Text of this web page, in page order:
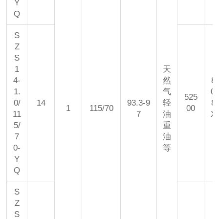
1 115/70
93.3-9
7
天
然
气
轻
油
重
油
等
Y
Q
S
Z
S
1
4-
1.
0/
11
5/
7
0-
Y
Q
14
525
00
S
Z
S